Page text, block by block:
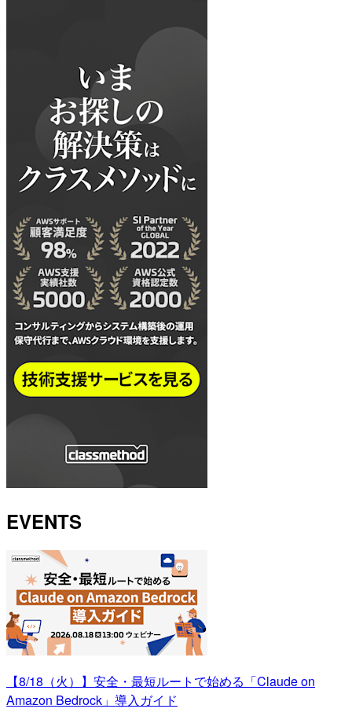
EVENTS
【8/18（火）】安全・最短ルートで始める「Claude on
Amazon Bedrock」導入ガイド